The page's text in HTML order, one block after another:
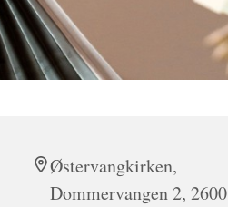
Østervangkirken,
Dommervangen 2, 2600